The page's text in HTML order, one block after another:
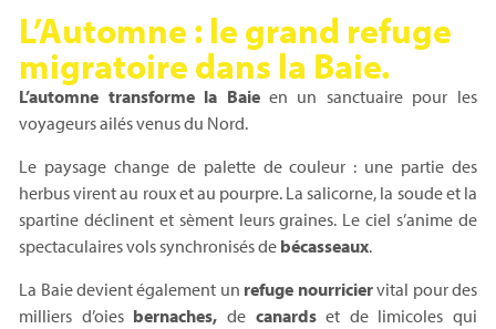
L’Automne : le grand refuge
migratoire dans la Baie.
L’automne transforme la Baieen un sanctuaire pour les
voyageurs ailés venus du Nord.
Le paysage change de palette de couleur : une partie des
herbus virent au roux et au pourpre. La salicorne, la soude et la
spartine déclinent et sèment leurs graines. Le ciel s’anime de
spectaculaires vols synchronisés de bécasseaux.
La Baie devient également un refuge nourriciervital pour des
milliers d’oies bernaches, de canardset de limicoles qui